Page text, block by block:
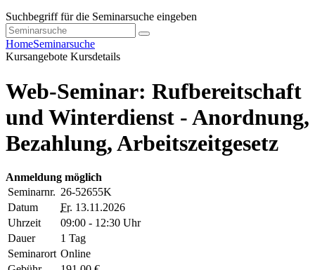
Suchbegriff für die Seminarsuche eingeben
HomeSeminarsuche
Kursangebote Kursdetails
Web-Seminar: Rufbereitschaft
und Winterdienst - Anordnung,
Bezahlung, Arbeitszeitgesetz
Anmeldung möglich
Seminarnr. 26-52655K
Datum
Fr. 13.11.2026
Uhrzeit
09:00 - 12:30 Uhr
Dauer
1 Tag
Seminarort Online